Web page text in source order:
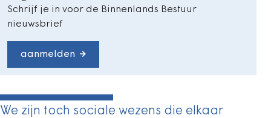
Schrijf je in voor de Binnenlands Bestuur
nieuwsbrief
aanmelden
We zijn toch sociale wezens die elkaar